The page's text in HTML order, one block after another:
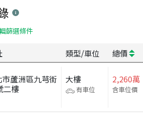
篩選條件
類型/車位 總價
市蘆洲區九芎街
二樓
大樓
有車位
2,260萬
含車位價